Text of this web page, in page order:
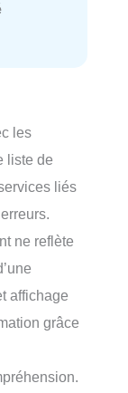
les
liste de
liés
ne reflète
affichage
grâce